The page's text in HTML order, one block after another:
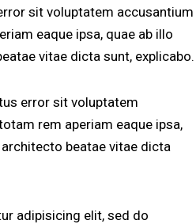
sit voluptatem accusantium
eaque ipsa, quae ab illo
vitae dicta sunt, explicabo.
error sit voluptatem
rem aperiam eaque ipsa,
beatae vitae dicta
adipisicing elit, sed do